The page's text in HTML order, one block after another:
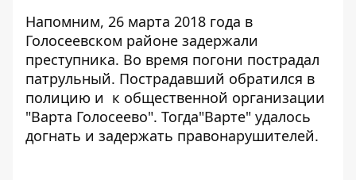
Напомним, 26 марта 2018 года в
Голосеевском районе задержали
преступника. Во время погони пострадал
патрульный. Пострадавший обратился в
полицию и к общественной организации
"Варта Голосеево". Тогда"Варте" удалось
догнать и задержать правонарушителей.